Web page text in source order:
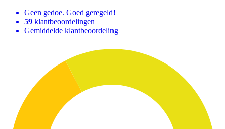
Geen gedoe. Goed geregeld!
59 klantbeoordelingen
Gemiddelde klantbeoordeling